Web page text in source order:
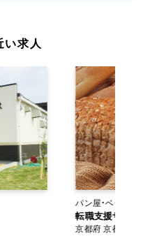
い求人
転職支援サービ
京都府 京都市